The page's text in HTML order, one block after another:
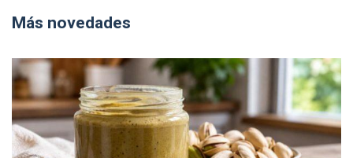
Más novedades